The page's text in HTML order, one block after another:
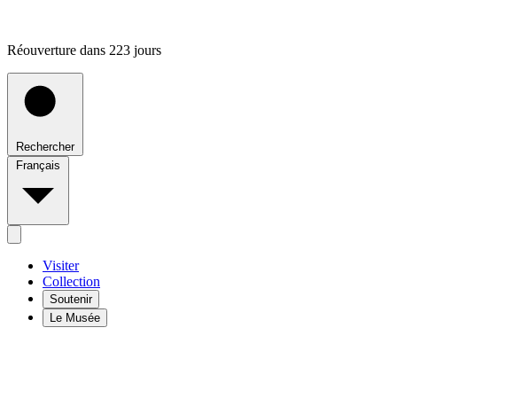
Réouverture dans 223 jours
Rechercher
Français
Visiter
Collection
Soutenir
Le Musée